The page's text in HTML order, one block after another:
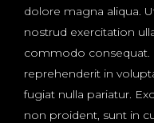
dolore magna aliqua.
nostrud exercitation
commodo consequat.
reprehenderit in
fugiat nulla pariatur.
non proident, sunt in